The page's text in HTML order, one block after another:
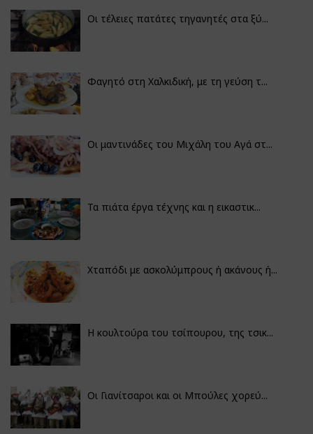
Οι τέλειες πατάτες τηγανητές στα ξύ...
Φαγητό στη Χαλκιδική, με τη γεύση τ...
Οι μαντινάδες του Μιχάλη του Αγά στ...
Τα πιάτα έργα τέχνης και η εικαστικ...
Χταπόδι με ασκολύμπρους ή ακάνους ή...
Η κουλτούρα του τσίπουρου, της τσικ...
Οι Γιανίτσαροι και οι Μπούλες χορεύ...